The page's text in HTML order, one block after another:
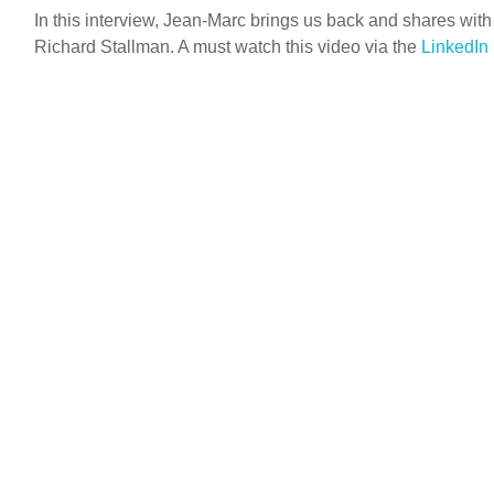
In this interview, Jean-Marc brings us back and shares
Richard Stallman. A must watch this video via the LinkedIn